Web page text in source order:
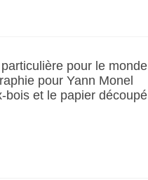
pour le monde
pour Yann Monel
bois et le papier découpé